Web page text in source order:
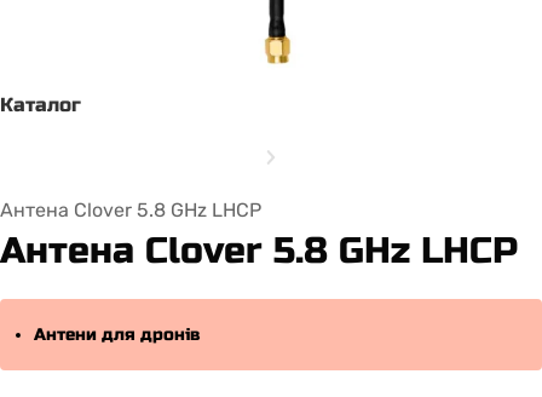
Каталог
Антена Clover 5.8 GHz LHCP
Антена Clover 5.8 GHz LHCP
Антени для дронів